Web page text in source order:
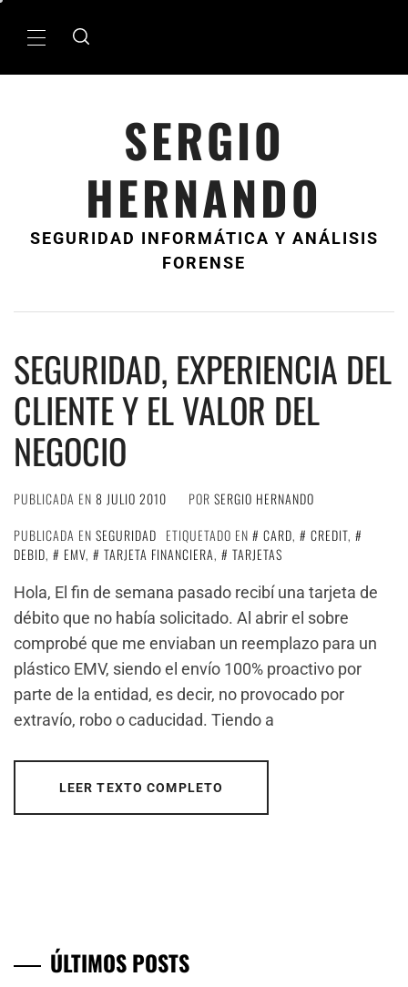
MenÃº
SERGIO
HERNANDO
SEGURIDAD INFORMÁTICA Y ANÁLISIS
FORENSE
SEGURIDAD, EXPERIENCIA DEL
CLIENTE Y EL VALOR DEL
NEGOCIO
PUBLICADA EN 8 JULIO 2010 POR SERGIO HERNANDO
PUBLICADA EN SEGURIDAD ETIQUETADO EN CARD, CREDIT,
DEBID, EMV, TARJETA FINANCIERA,
TARJETAS
Hola, El fin de semana pasado recibí una tarjeta de
débito que no había solicitado. Al abrir el sobre
comprobé que me enviaban un reemplazo para un
plástico EMV, siendo el envío 100% proactivo por
parte de la entidad, es decir, no provocado por
extravío, robo o caducidad. Tiendo a
LEER TEXTO COMPLETO
ÚLTIMOS POSTS